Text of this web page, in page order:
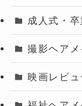
成人式・
撮影ヘアメ
映画レビ